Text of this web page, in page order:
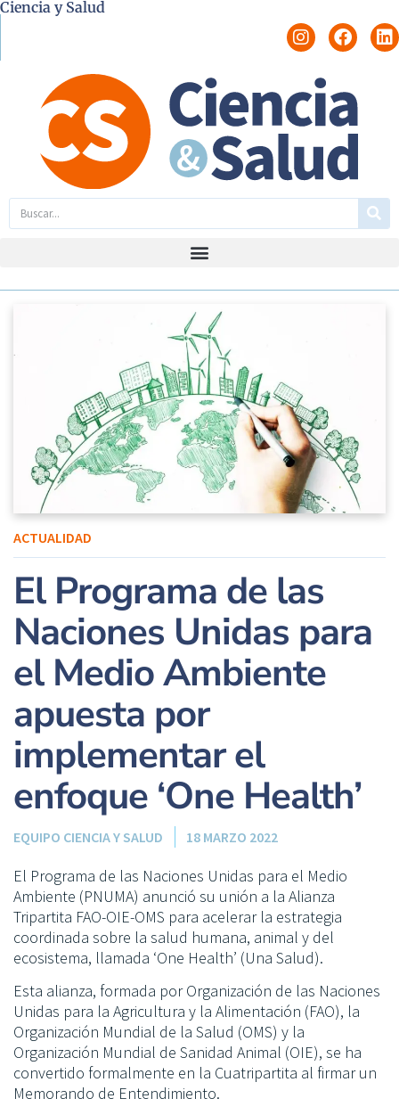
Ciencia y Salud
ACTUALIDAD
El Programa de las
Naciones Unidas para
el Medio Ambiente
apuesta por
implementar el
enfoque ‘One Health’
EQUIPO CIENCIA Y SALUD 18 MARZO 2022
El Programa de las Naciones Unidas para el Medio
Ambiente (PNUMA) anunció su unión a la Alianza
Tripartita FAO-OIE-OMS para acelerar la estrategia
coordinada sobre la salud humana, animal y del
ecosistema, llamada ‘One Health’ (Una Salud).
Esta alianza, formada por Organización de las Naciones
Unidas para la Agricultura y la Alimentación (FAO), la
Organización Mundial de la Salud (OMS) y la
Organización Mundial de Sanidad Animal (OIE), se ha
convertido formalmente en la Cuatripartita al firmar un
Memorando de Entendimiento.